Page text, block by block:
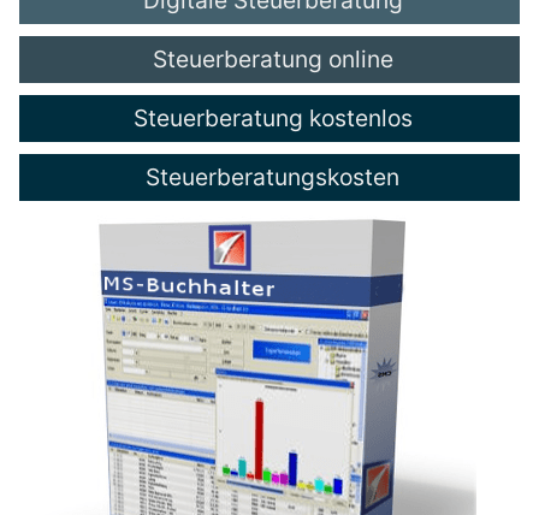
Steuerberatung online
Steuerberatung kostenlos
Steuerberatungskosten